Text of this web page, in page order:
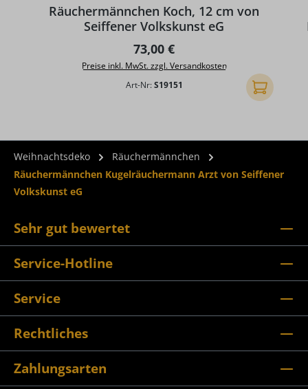
Räuchermännchen Koch, 12 cm von
Seiffener Volkskunst eG
Regulärer Preis:
73,00 €
Preise inkl. MwSt. zzgl. Versandkosten
Art-Nr: S19151 In den
Weihnachtsdeko
Räuchermännchen
Räuchermännchen Kugelräuchermann Arzt von Seiffener
Volkskunst eG
Sehr gut bewertet
Service-Hotline
Service
Rechtliches
Zahlungsarten